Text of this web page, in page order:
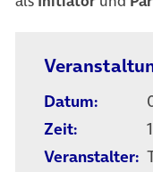
Datum:
Zeit:
Veranstalter: